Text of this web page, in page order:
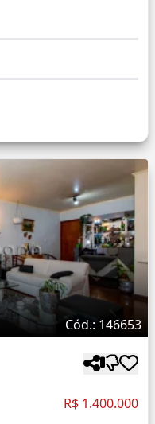
Cód.: 146653
R$ 1.400.000